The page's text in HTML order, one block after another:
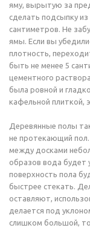
яму, вырытую за
сделать подсыпку
сантиметров. Не
ямы. Если вы
плотность,
быть не менее 5
цементного
была ровной и
кафельной плиткой,
Деревянные полы
не протекающий
между досками
образов вода будет
поверхность пола
быстрее стекать.
оставляют,
делается под
слишком большой, то